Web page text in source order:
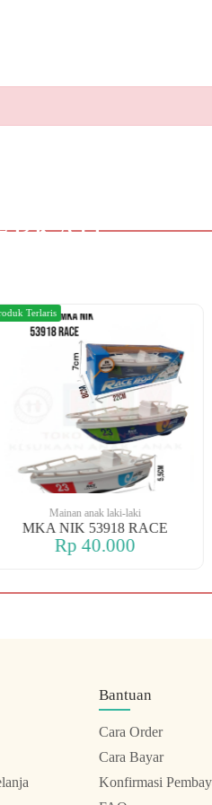
Mainan anak laki-laki
MKA NIK 53918 RACE
Rp 40.000
Terlaris
Bantuan
Cara Order
Cara Bayar
Konfirmasi